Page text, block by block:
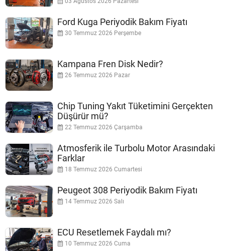
Ford Kuga Periyodik Bakım Fiyatı
30 Temmuz 2026 Perşembe
Kampana Fren Disk Nedir?
26 Temmuz 2026 Pazar
Chip Tuning Yakıt Tüketimini Gerçekten
Düşürür mü?
22 Temmuz 2026 Çarşamba
Atmosferik ile Turbolu Motor Arasındaki
Farklar
18 Temmuz 2026 Cumartesi
Peugeot 308 Periyodik Bakım Fiyatı
14 Temmuz 2026 Salı
ECU Resetlemek Faydalı mı?
10 Temmuz 2026 Cuma